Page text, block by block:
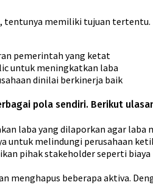
tentunya memiliki tujuan tertentu.
pemerintah yang ketat
untuk meningkatkan laba
dinilai berkinerja baik
pola sendiri. Berikut
laba yang dilaporkan agar laba
untuk melindungi perusahaan
pihak stakeholder seperti biaya
menghapus beberapa aktiva.